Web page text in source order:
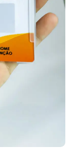
universidades
escolares no
PVC, também
carteirinha do
forma,
carteirinhas em
sem tecnologia,
diversas escolas
RFID por
Temos uma
site para você